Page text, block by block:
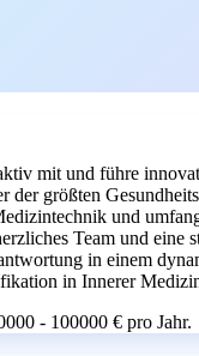
mit und führe
größten
und
Team und eine
in einem
in Innerer
- 100000 € pro Jahr.